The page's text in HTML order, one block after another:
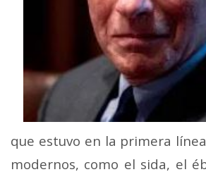
que estuvo en la primera
modernos, como el sida, el